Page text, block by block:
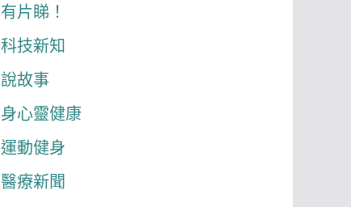
有片睇！
科技新知
說故事
身心靈健康
運動健身
醫療新聞